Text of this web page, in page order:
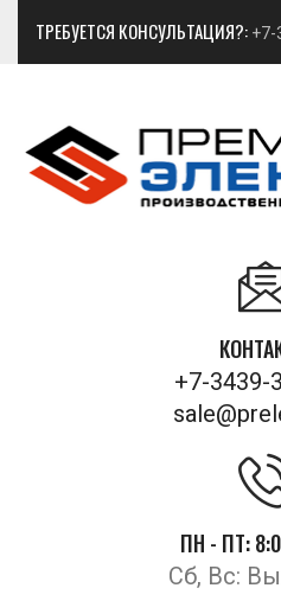
ТРЕБУЕТСЯ КОНСУЛЬТАЦИЯ?: +7-
+7-3439-
ПН - ПТ:
Сб, Вс: